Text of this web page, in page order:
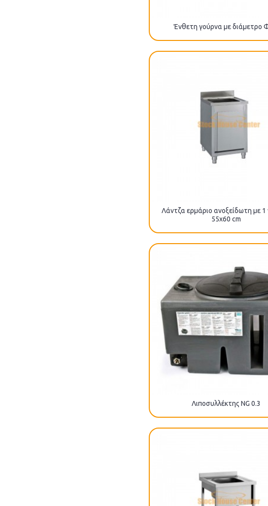
Ένθετη γούρνα με διάμετρο
Λάντζα ερμάριο ανοξείδωτη με 1
55x60 cm
Λιποσυλλέκτης NG 0.3